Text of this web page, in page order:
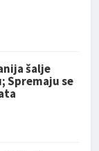
šalje
Spremaju se